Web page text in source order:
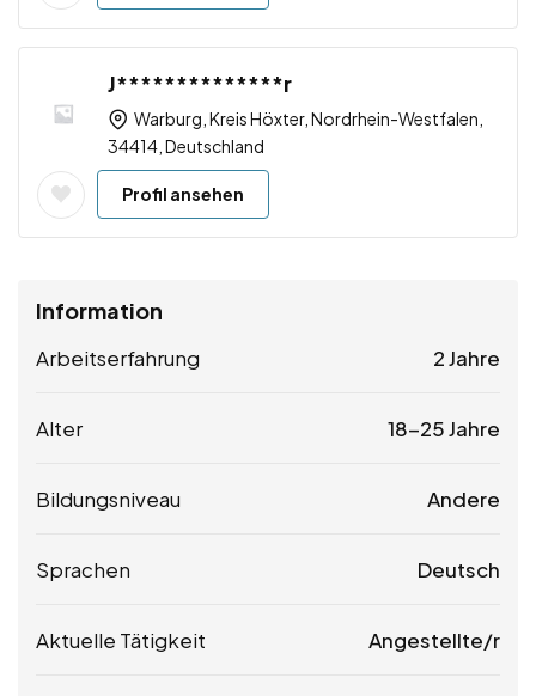
J**************r
Warburg, Kreis Höxter, Nordrhein-Westfalen,
34414, Deutschland
Profil ansehen
Information
Arbeitserfahrung 2 Jahre
Alter 18-25 Jahre
Bildungsniveau Andere
Sprachen Deutsch
Aktuelle Tätigkeit Angestellte/r